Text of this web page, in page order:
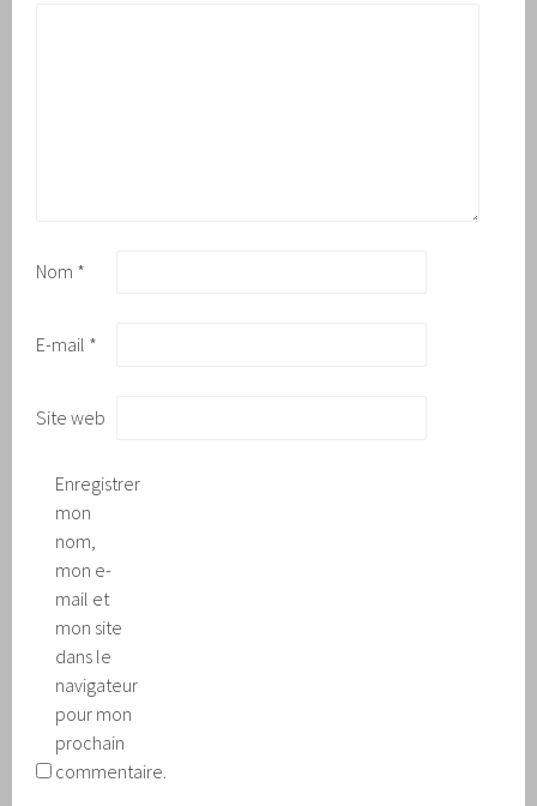
Nom *
E-mail *
Site web
Enregistrer
mon
nom,
mon e-
mail et
mon site
dans le
navigateur
pour mon
prochain
commentaire.